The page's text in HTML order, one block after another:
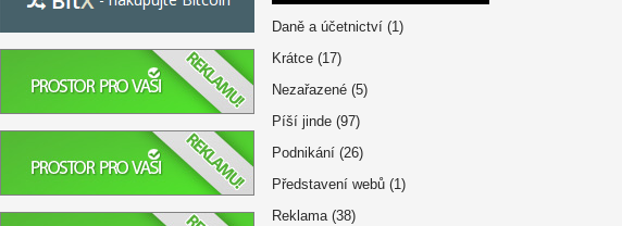
Daně a účetnictví (1)
Krátce (17)
Nezařazené (5)
Píší jinde (97)
Podnikání (26)
Představení webů (1)
Reklama(38)